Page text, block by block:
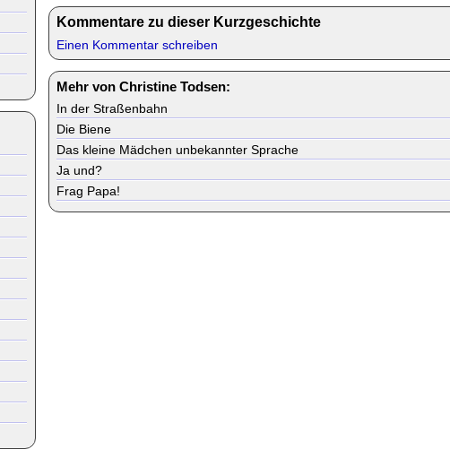
Kommentare zu dieser Kurzgeschichte
Einen Kommentar schreiben
Mehr von Christine Todsen:
In der Straßenbahn
Die Biene
Das kleine Mädchen unbekannter Sprache
Ja und?
Frag Papa!